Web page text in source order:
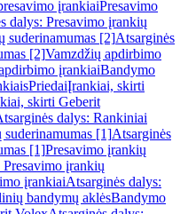
įrankiaiPresavimo
dalys: Presavimo įrankių
suderinamumas [2]Atsarginės
[2]Vamzdžių apdirbimo
įrankiaiBandymo
PriedaiĮrankiai, skirti
skirti Geberit
dalys: Rankiniai
[1]Atsarginės
[1]Presavimo įrankių
įrankių
įrankiaiAtsarginės dalys:
bandymų aklėsBandymo